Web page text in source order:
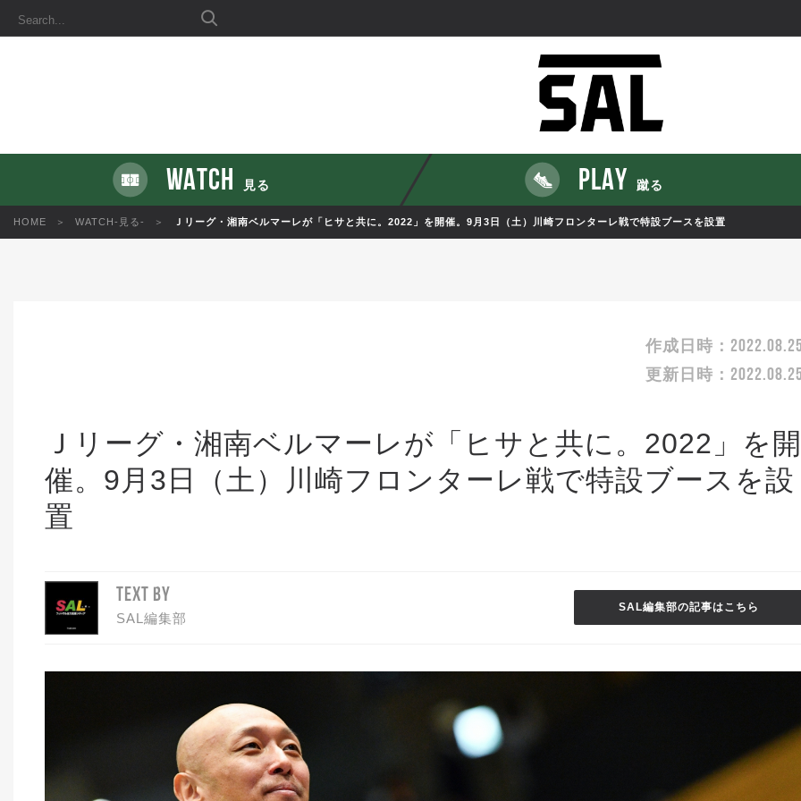
WATCH 見る PLAY 蹴る
HOME WATCH-見る- Ｊリーグ・湘南ベルマーレが「ヒサと共に。2022」を開催。9月3日（土）川崎フロンターレ戦で特設ブースを設置
作成日時：
更新日時：
Ｊリーグ・湘南ベルマーレが「ヒサと共に。2022」を開
催。9月3日（土）川崎フロンターレ戦で特設ブースを設
置
TEXT BY
SAL編集部
SAL編集部の記事はこちら